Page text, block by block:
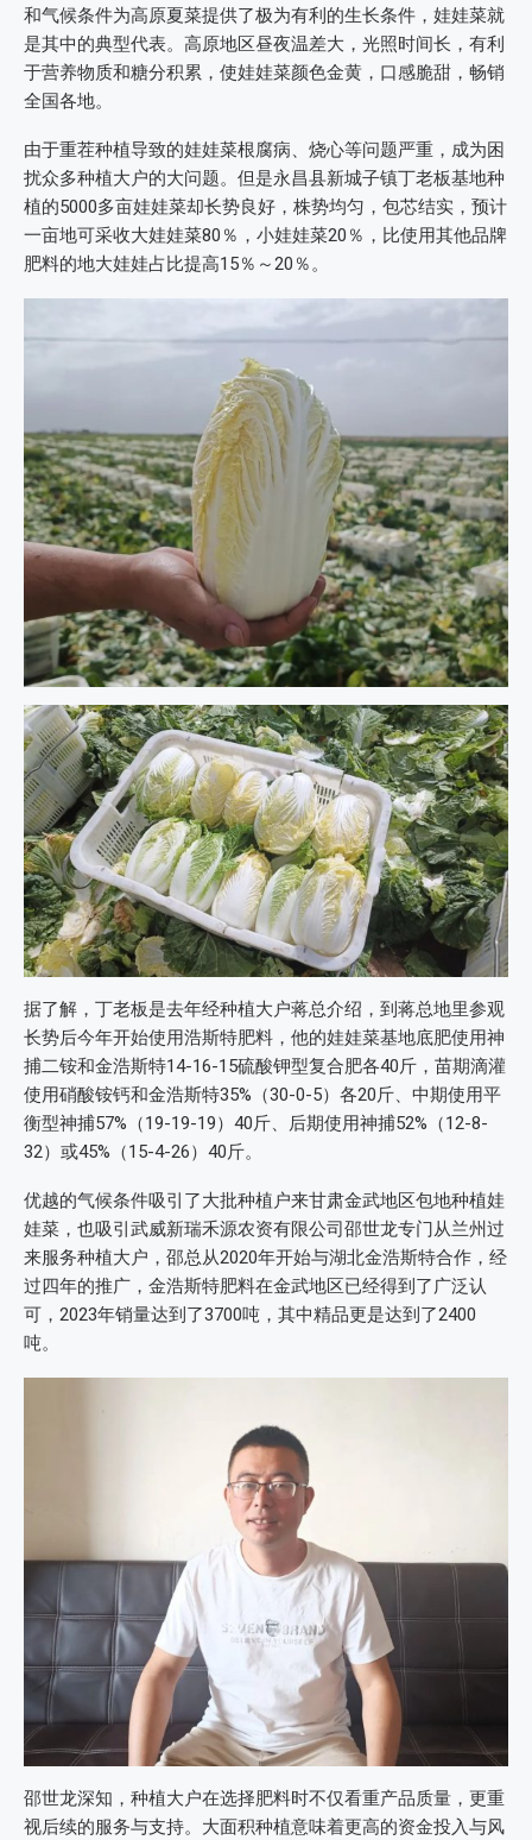
和气候条件为高原夏菜提供了极为有利的生长条件，娃娃菜就
是其中的典型代表。高原地区昼夜温差大，光照时间长，有利
于营养物质和糖分积累，使娃娃菜颜色金黄，口感脆甜，畅销
全国各地。
由于重茬种植导致的娃娃菜根腐病、烧心等问题严重，成为困
扰众多种植大户的大问题。但是永昌县新城子镇丁老板基地种
植的5000多亩娃娃菜却长势良好，株势均匀，包芯结实，预计
一亩地可采收大娃娃菜80％，小娃娃菜20％，比使用其他品牌
肥料的地大娃娃占比提高15％～20％。
据了解，丁老板是去年经种植大户蒋总介绍，到蒋总地里参观
长势后今年开始使用浩斯特肥料，他的娃娃菜基地底肥使用神
捕二铵和金浩斯特14-16-15硫酸钾型复合肥各40斤，苗期滴灌
使用硝酸铵钙和金浩斯特35%（30-0-5）各20斤、中期使用平
衡型神捕57%（19-19-19）40斤、后期使用神捕52%（12-8-
32）或45%（15-4-26）40斤。
优越的气候条件吸引了大批种植户来甘肃金武地区包地种植娃
娃菜，也吸引武威新瑞禾源农资有限公司邵世龙专门从兰州过
来服务种植大户，邵总从2020年开始与湖北金浩斯特合作，经
过四年的推广，金浩斯特肥料在金武地区已经得到了广泛认
可，2023年销量达到了3700吨，其中精品更是达到了2400
吨。
邵世龙深知，种植大户在选择肥料时不仅看重产品质量，更重
视后续的服务与支持。大面积种植意味着更高的资金投入与风